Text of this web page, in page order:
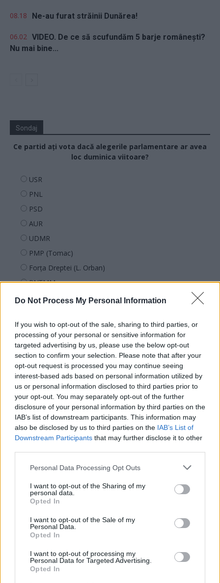
Do Not Process My Personal Information
If you wish to opt-out of the sale, sharing to third parties, or
processing of your personal or sensitive information for
targeted advertising by us, please use the below opt-out
section to confirm your selection. Please note that after your
opt-out request is processed you may continue seeing
interest-based ads based on personal information utilized by
us or personal information disclosed to third parties prior to
your opt-out. You may separately opt-out of the further
disclosure of your personal information by third parties on the
IAB’s list of downstream participants. This information may
also be disclosed by us to third parties on the IAB’s List of
Downstream Participants that may further disclose it to other
Personal Data Processing Opt Outs
I want to opt-out of the Sharing of my
personal data.
Opted In
I want to opt-out of the Sale of my
Personal Data.
Opted In
I want to opt-out of processing my
Personal Data for Targeted Advertising.
Opted In
08.18 Ne-au furat străinii Dunărea!
06.02 VIDEO. De ce să scufundăm 5 barje românești?
Nu mai bine...
Sondaj
Ce partid ați vota dacă alegerile parlamentare ar avea
loc duminica viitoare?
USR
PNL
PSD
AUR
UDMR
PMP (Tomac)
Forța Dreptei (L. Orban)
PNȚMM
REPER
SOS (Șoșoacă)
POT (Gavrilă)
PACE (Peia)
Acțiunea Conservatoare (Târziu)
PDF (Lazarus)
PUSL (D. Voiculescu)
PNȚCD (Pavelescu)
PNCR (Terheș)
Partidul Patrioților (Surugiu)
România pe Primul Loc (Ponta)
Altul
Arată rezultatele
Arhiva sondajelor